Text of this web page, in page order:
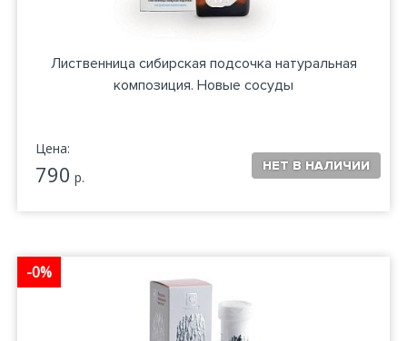
Лиственница сибирская подсочка натуральная
композиция. Новые сосуды
Цена:
790 р.
-0%